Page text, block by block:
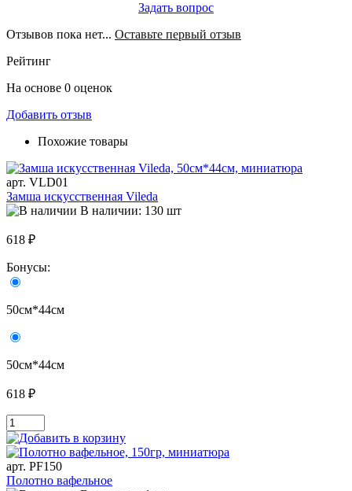
Задать вопрос
Отзывов пока нет... Оставьте первый отзыв
Рейтинг
На основе 0 оценок
Добавить отзыв
Похожие товары
арт. VLD01
Замша искусственная Vileda
В наличии: 130 шт
618 ₽
Бонусы:
50см*44см
50см*44см
618 ₽
арт. PF150
Полотно вафельное